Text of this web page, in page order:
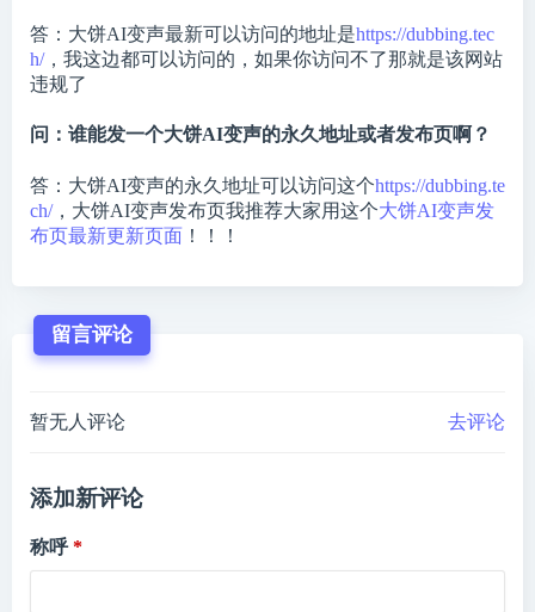
答：大饼AI变声最新可以访问的地址是https://dubbing.tec
h/，我这边都可以访问的，如果你访问不了那就是该网站
违规了
问：谁能发一个大饼AI变声的永久地址或者发布页啊？
答：大饼AI变声的永久地址可以访问这个https://dubbing.te
ch/，大饼AI变声发布页我推荐大家用这个大饼AI变声发
布页最新更新页面 ！！！
留言评论
暂无人评论 去评论
添加新评论
称呼